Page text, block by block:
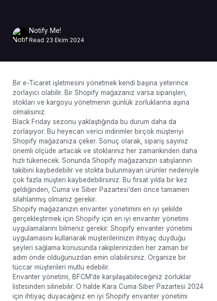
Notify Me!
Read 23 Ekim 2024
Bir e-Ticaret işletmesini yönetmek kendi başına yeterince
zorlayıcı olabilir. Bir Shopify mağazanız varsa siparişleri,
stokları ve kargoyu yönetmenin günlük zorluklarına aşina
olmalısınız.
Black Friday sezonu yaklaştığında bu durum daha da
zorlaşıyor. Bu heyecan verici indirimler birçok müşteriyi
Shopify mağazanıza çeker. Sonuç olarak, sipariş sayınız
önemli ölçüde artacak ve stoklarınız her zamankinden daha
hızlı tükenecek. Sonunda Shopify mağazanızın satışlarının
takibini kaybedebilir ve stokta bulunmayan ürünler nedeniyle
çok fazla müşteri kaybedebilirsiniz. Bu fırsat yılda bir kez
geldiğinden, Cuma ve Siber Pazartesi’den önce tamamen
silahlanmış olmanız gerekir.
Shopify mağazanızın envanter yönetimini en iyi şekilde
gerçekleştirmek için Shopify için en iyi envanter yönetimi
uygulamalarını bilmeniz gerekir. Shopify envanter yönetimi
uygulamasını kullanarak müşterilerinizin ihtiyaç duyduğu
şeyleri sağlama konusunda rakiplerinizden her zaman bir
adım önde olduğunuzdan emin olabilirsiniz. Organize bir
tüccar müşterileri mutlu edebilir.
Envanter yönetimi, BFCM’de karşılaşabileceğiniz zorluklar
listesinden silinebilir. O halde Kara Cuma Siber Pazartesi 2024
için ihtiyaç duyacağınız en iyi Shopify envanter yönetimi